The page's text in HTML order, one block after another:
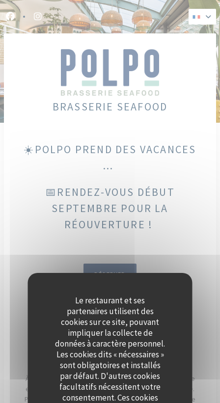
Personnalisation de vos choix en matière de cookies
Le restaurant et ses
partenaires utilisent des
cookies sur ce site, pouvant
impliquer la collecte de
données à caractère personnel.
Les cookies dits « nécessaires »
sont obligatoires et installés
par défaut. D'autres cookies
facultatifs nécessitent votre
consentement. Ces cookies
Facebook ((ouvre une nouvelle fenêtre))
Instagram ((ouvre une nouvelle fenêtre))
BRASSERIE SEAFOOD
☀️POLPO PREND DES VACANCES
...
📅RENDEZ-VOUS DÉBUT
SEPTEMBRE POUR LA
RÉOUVERTURE !
RÉSERVER
DÈS SEPTEMBRE, ORGANISEZ
VOTRE ÉVÈNEMENT SUR LA
SEINE, À BORD DE POLPO
BRASSERIE.
À Levallois-Perret, Polpo Brasserie vous invite à vivre une
expérience unique sur sa péniche au charme authentique.
Profitez d’une vue panoramique sur la Seine et d’un cadre